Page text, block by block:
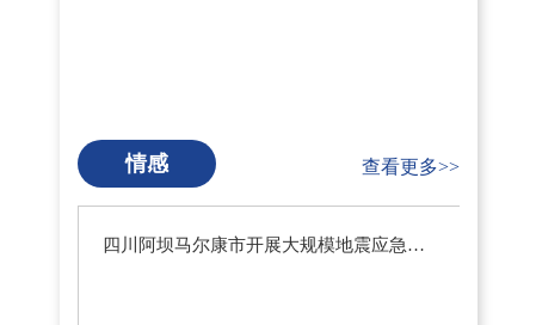
情感 查看更多>>
四川阿坝马尔康市开展大规模地震应急疏散演练暨地震预警系统测试